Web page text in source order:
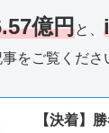
億円と、
をご覧くださ
【決着】